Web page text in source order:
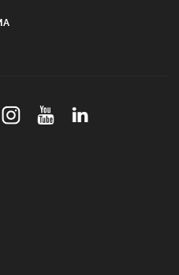
robótica FIRST 2026! (video)